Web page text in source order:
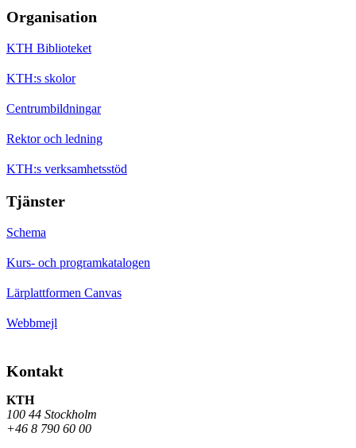
Organisation
KTH Biblioteket
KTH:s skolor
Centrumbildningar
Rektor och ledning
KTH:s verksamhetsstöd
Tjänster
Schema
Kurs- och programkatalogen
Lärplattformen Canvas
Webbmejl
Kontakt
KTH
100 44 Stockholm
+46 8 790 60 00